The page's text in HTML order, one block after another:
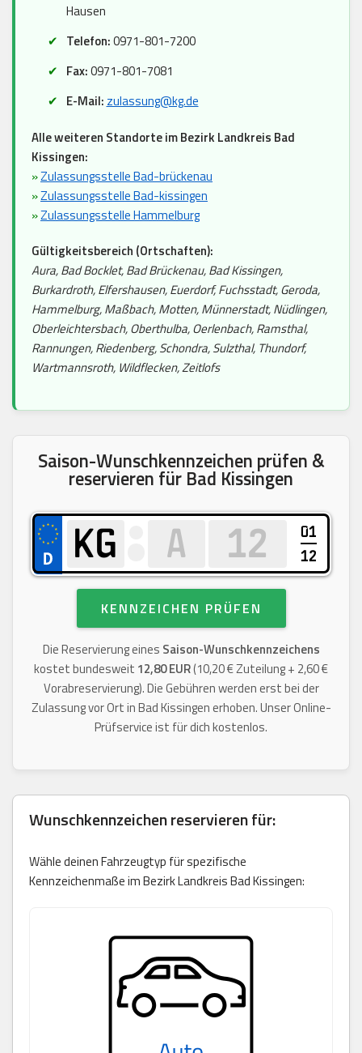
Hausen
Telefon:0971-801-7200
Fax:0971-801-7081
E-Mail: zulassung@kg.de
Alle weiteren Standorte im Bezirk Landkreis Bad
Kissingen:
»Zulassungsstelle Bad-brückenau
»Zulassungsstelle Bad-kissingen
»Zulassungsstelle Hammelburg
Gültigkeitsbereich (Ortschaften):
Aura, Bad Bocklet, Bad Brückenau, Bad Kissingen,
Burkardroth, Elfershausen, Euerdorf, Fuchsstadt, Geroda,
Hammelburg, Maßbach, Motten, Münnerstadt, Nüdlingen,
Oberleichtersbach, Oberthulba, Oerlenbach, Ramsthal,
Rannungen, Riedenberg, Schondra, Sulzthal, Thundorf,
Wartmannsroth, Wildflecken, Zeitlofs
Saison-Wunschkennzeichen prüfen &
reservieren für Bad Kissingen
01
12
KENNZEICHEN PRÜFEN
Die Reservierung eines Saison-Wunschkennzeichens
kostet bundesweit 12,80 EUR(10,20 € Zuteilung + 2,60 €
Vorabreservierung). Die Gebühren werden erst bei der
Zulassung vor Ort in Bad Kissingen erhoben. Unser Online-
Prüfservice ist für dich kostenlos.
Wunschkennzeichen reservieren für:
Wähle deinen Fahrzeugtyp für spezifische
Kennzeichenmaße im Bezirk Landkreis Bad Kissingen: